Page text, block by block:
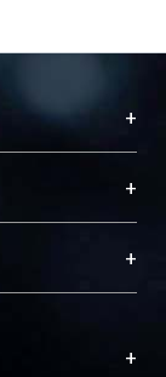
+
藏及向國際
圖書館整合
同功能平
期能整合研
+
+
+